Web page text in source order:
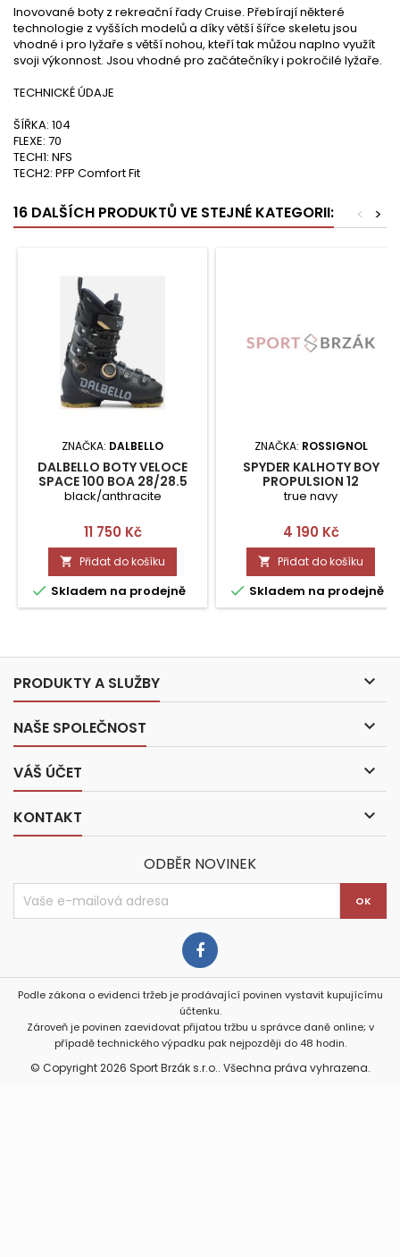
Inovované boty z rekreační řady Cruise. Přebírají některé
technologie z vyšších modelů a díky větší šířce skeletu jsou
vhodné i pro lyžaře s větší nohou, kteří tak můžou naplno využít
svoji výkonnost. Jsou vhodné pro začátečníky i pokročilé lyžaře.
TECHNICKÉ ÚDAJE
ŠÍŘKA: 104
FLEXE: 70
TECH1: NFS
TECH2: PFP Comfort Fit
16 DALŠÍCH PRODUKTŮ VE STEJNÉ KATEGORII: >
<
ZNAČKA: DALBELLO
DALBELLO BOTY VELOCE
SPACE 100 BOA 28/28.5
black/anthracite
Cena
11 750 Kč
 Přidat do košíku
 Skladem na prodejně
ZNAČKA: ROSSIGNOL
SPYDER KALHOTY BOY
PROPULSION 12
true navy
Cena
4 190 Kč
 Přidat do košíku
 Skladem na prodejně
PRODUKTY A SLUŽBY 
NAŠE SPOLEČNOST 
VÁŠ ÚČET 
KONTAKT 
ODBĚR NOVINEK
Podle zákona o evidenci tržeb je prodávající povinen vystavit kupujícímu
účtenku.
Zároveň je povinen zaevidovat přijatou tržbu u správce daně online; v
případě technického výpadku pak nejpozději do 48 hodin.
© Copyright 2026 Sport Brzák s.r.o.. Všechna práva vyhrazena.